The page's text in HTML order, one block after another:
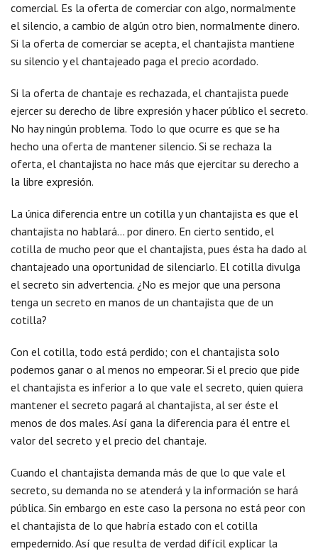
comercial. Es la oferta de comerciar con algo, normalmente
el silencio, a cambio de algún otro bien, normalmente dinero.
Si la oferta de comerciar se acepta, el chantajista mantiene
su silencio y el chantajeado paga el precio acordado.
Si la oferta de chantaje es rechazada, el chantajista puede
ejercer su derecho de libre expresión y hacer público el secreto.
No hay ningún problema. Todo lo que ocurre es que se ha
hecho una oferta de mantener silencio. Si se rechaza la
oferta, el chantajista no hace más que ejercitar su derecho a
la libre expresión.
La única diferencia entre un cotilla y un chantajista es que el
chantajista no hablará… por dinero. En cierto sentido, el
cotilla de mucho peor que el chantajista, pues ésta ha dado al
chantajeado una oportunidad de silenciarlo. El cotilla divulga
el secreto sin advertencia. ¿No es mejor que una persona
tenga un secreto en manos de un chantajista que de un
cotilla?
Con el cotilla, todo está perdido; con el chantajista solo
podemos ganar o al menos no empeorar. Si el precio que pide
el chantajista es inferior a lo que vale el secreto, quien quiera
mantener el secreto pagará al chantajista, al ser éste el
menos de dos males. Así gana la diferencia para él entre el
valor del secreto y el precio del chantaje.
Cuando el chantajista demanda más de que lo que vale el
secreto, su demanda no se atenderá y la información se hará
pública. Sin embargo en este caso la persona no está peor con
el chantajista de lo que habría estado con el cotilla
empedernido. Así que resulta de verdad difícil explicar la